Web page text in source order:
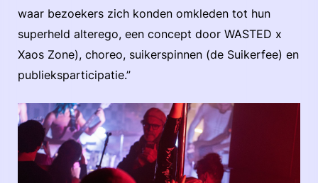
waar bezoekers zich konden omkleden tot hun
superheld alterego, een concept door WASTED x
Xaos Zone), choreo, suikerspinnen (de Suikerfee) en
publieksparticipatie.”